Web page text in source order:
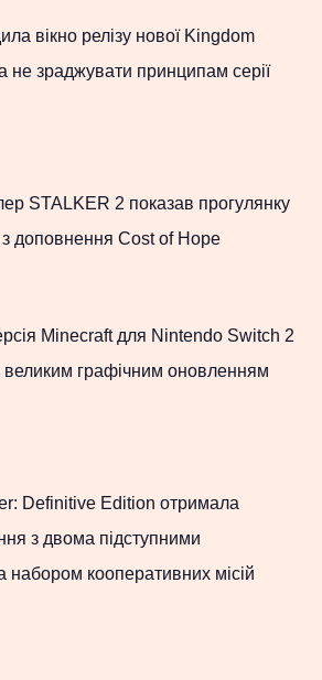
вікно релізу нової Kingdom
не зраджувати принципам серії
STALKER 2 показав прогулянку
з доповнення Cost of Hope
Minecraft для Nintendo Switch 2
графічним оновленням
Definitive Edition отримала
з двома підступними
набором кооперативних місій